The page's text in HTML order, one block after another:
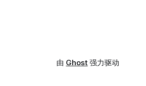
由 Ghost 强力驱动